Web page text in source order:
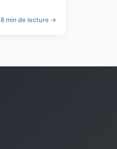
8 min de lecture →